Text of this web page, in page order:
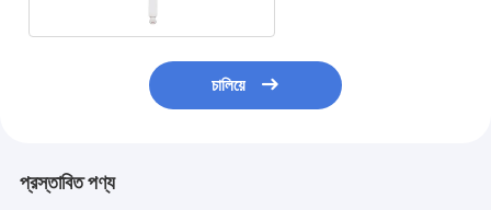
চালিয়ে
প্রস্তাবিত পণ্য